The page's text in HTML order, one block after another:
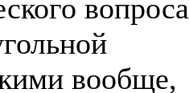
вообще,